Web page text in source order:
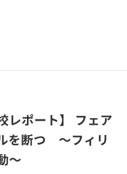
レポート】 フェア
を断つ ～フィリ
～